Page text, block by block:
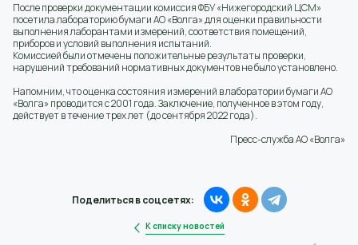
После проверки документации комиссия ФБУ «Нижегородский ЦСМ»
посетила лабораторию бумаги АО «Волга» для оценки правильности
выполнения лаборантами измерений, соответствия помещений,
приборов и условий выполнения испытаний.
Комиссией были отмечены положительные результаты проверки,
нарушений требований нормативных документов не было установлено.
Напомним, что оценка состояния измерений в лаборатории бумаги АО
«Волга» проводится с 2001 года. Заключение, полученное в этом году,
действует в течение трех лет (до сентября 2022 года).
Пресс-служба АО «Волга»
К списку новостей
Поделиться в соцсетях: